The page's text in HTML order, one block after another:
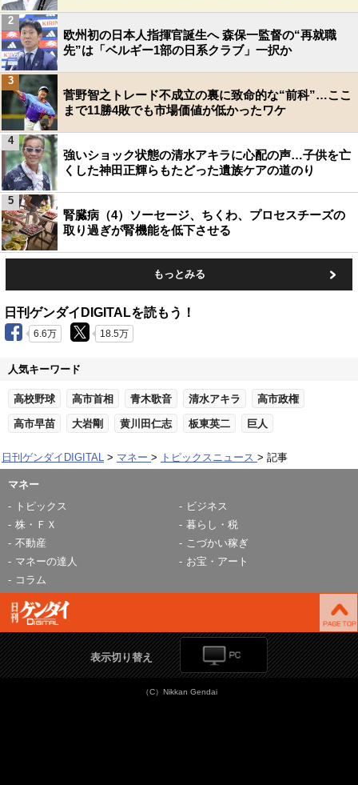
欧州初の日本人指揮官誕生へ 森保一監督の“再就職
先”は「ベルギー1部の日系クラブ」一択か
2
菅野智之トレード不成立の裏に致命的な“前科”…ここ
まで11勝4敗でも市場価値が低かったワケ
3
強いショック状態の清水アキラに心配の声…子供を亡
くした神田正輝らもたどった遺族ケアの道のり
4
腎臓病（4）ソーセージ、ちくわ、プロセスチーズの
取り過ぎが腎機能を低下させる
5
もっとみる
日刊ゲンダイDIGITALを読もう！
6.6万 18.5万
人気キーワード
高校野球 高市首相 青木歌音 清水アキラ 高市政権
高市早苗 大岩剛 黄川田仁志 板東英二 巨人
日刊ゲンダイDIGITAL マネー トピックスニュース 記事
マネー
トピックス
ビジネス
株・ＦＸ
暮らし・税
不動産
こづかい稼ぎ
マネーの達人
お宝・アート
コラム
表示切り替え
（C）Nikkan Gendai